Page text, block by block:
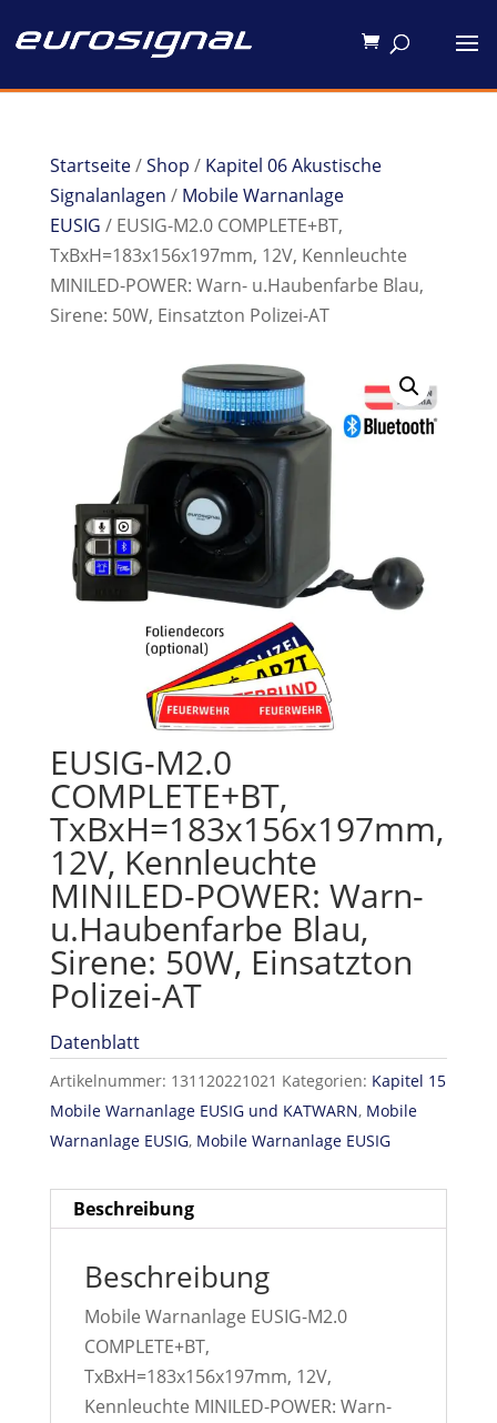
Startseite/Shop / Kapitel 06 Akustische
Signalanlagen / Mobile Warnanlage
EUSIG / EUSIG-M2.0 COMPLETE+BT,
TxBxH=183x156x197mm, 12V, Kennleuchte
MINILED-POWER: Warn- u.Haubenfarbe Blau,
Sirene: 50W, Einsatzton Polizei-AT
EUSIG-M2.0
COMPLETE+BT,
TxBxH=183x156x197mm,
12V, Kennleuchte
MINILED-POWER: Warn-
u.Haubenfarbe Blau,
Sirene: 50W, Einsatzton
Polizei-AT
Datenblatt
Artikelnummer: 131120221021 Kategorien: Kapitel 15
Mobile Warnanlage EUSIG und KATWARN, Mobile
Warnanlage EUSIG, Mobile Warnanlage EUSIG
Beschreibung
Beschreibung
Mobile Warnanlage EUSIG-M2.0
COMPLETE+BT,
TxBxH=183x156x197mm, 12V,
Kennleuchte MINILED-POWER: Warn-